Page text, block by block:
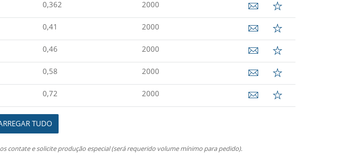
0,362 2000
0,41 2000
0,46 2000
0,58 2000
0,72 2000
TUDO
contate e solicite produção especial (será requerido volume mínimo para pedido).